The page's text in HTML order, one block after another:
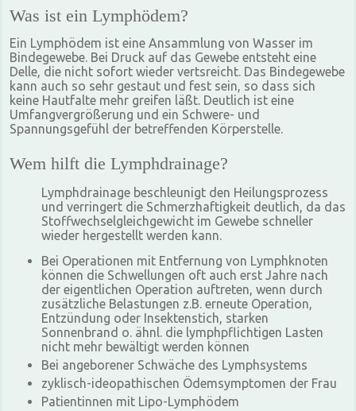
Was ist ein Lymphödem?
Ein Lymphödem ist eine Ansammlung von Wasser im
Bindegewebe. Bei Druck auf das Gewebe entsteht eine
Delle, die nicht sofort wieder vertsreicht. Das Bindegewebe
kann auch so sehr gestaut und fest sein, so dass sich
keine Hautfalte mehr greifen läßt. Deutlich ist eine
Umfangvergrößerung und ein Schwere- und
Spannungsgefühl der betreffenden Körperstelle.
Wem hilft die Lymphdrainage?
Lymphdrainage beschleunigt den Heilungsprozess
und verringert die Schmerzhaftigkeit deutlich, da das
Stoffwechselgleichgewicht im Gewebe schneller
wieder hergestellt werden kann.
Bei Operationen mit Entfernung von Lymphknoten
können die Schwellungen oft auch erst Jahre nach
der eigentlichen Operation auftreten, wenn durch
zusätzliche Belastungen z.B. erneute Operation,
Entzündung oder Insektenstich, starken
Sonnenbrand o. ähnl. die lymphpflichtigen Lasten
nicht mehr bewältigt werden können
Bei angeborener Schwäche des Lymphsystems
zyklisch-ideopathischen Ödemsymptomen der Frau
Patientinnen mit Lipo-Lymphödem